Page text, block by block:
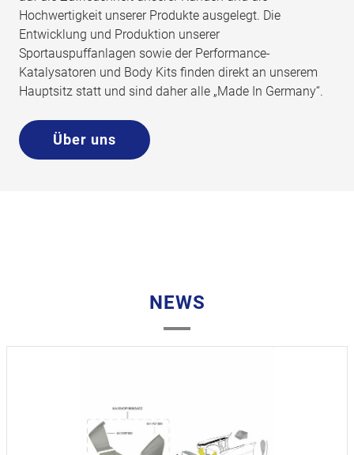
Hochwertigkeit unserer Produkte ausgelegt. Die
Entwicklung und Produktion unserer
Sportauspuffanlagen sowie der Performance-
Katalysatoren und Body Kits finden direkt an unserem
Hauptsitz statt und sind daher alle „Made In Germany“.
Über uns
NEWS